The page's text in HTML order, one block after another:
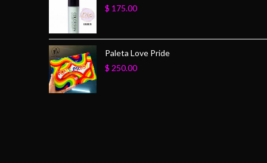
$ 175.00
Paleta Love Pride
$ 250.00